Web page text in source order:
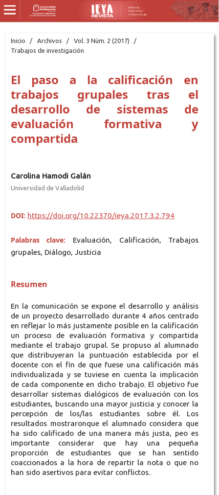
Inicio / Archivos / Vol. 3 Núm. 2 (2017)
/
Trabajos de investigación
El paso a la calificación en
trabajos grupales tras el
desarrollo de sistemas de
evaluación formativa y
compartida
Carolina Hamodi Galán
Universidad de Valladolid
DOI: https://doi.org/10.22370/ieya.2017.3.2.794
Palabras clave:
Evaluación, Calificación, Trabajos
grupales, Diálogo, Justicia
Resumen
En la comunicación se expone el desarrollo y análisis
de un proyecto desarrollado durante 4 años centrado
en reflejar lo más justamente posible en la calificación
un proceso de evaluación formativa y compartida
mediante el trabajo grupal. Se propuso al alumnado
que distribuyeran la puntuación establecida por el
docente con el fin de que fuese una calificación más
individualizada y se tuviese en cuenta la implicación
de cada componente en dicho trabajo. El objetivo fue
desarrollar sistemas dialógicos de evaluación con los
estudiantes, buscando una mayor justicia y conocer la
percepción de los/las estudiantes sobre él. Los
resultados mostraronque el alumnado considera que
ha sido calificado de una manera más justa, peo es
importante considerar que hay una pequeña
proporción de estudiantes que se han sentido
coaccionados a la hora de repartir la nota o que no
han sido asertivos para evitar conflictos.